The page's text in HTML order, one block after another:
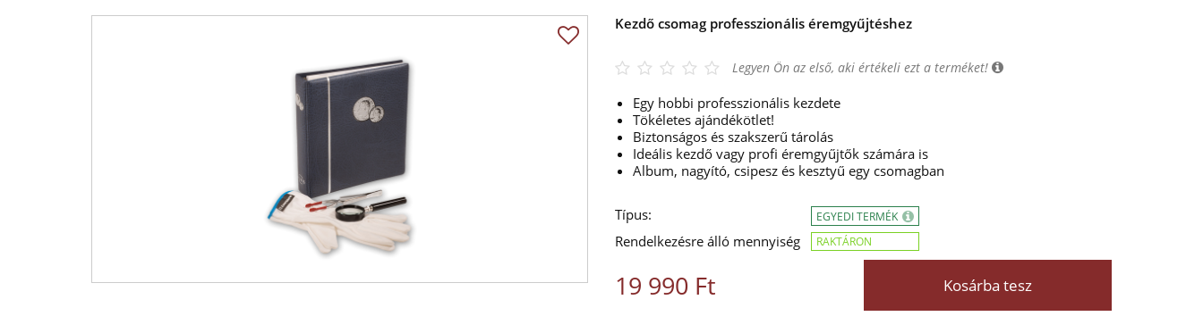
Kezdő csomag professzionális éremgyűjtéshez
Legyen Ön az első, aki értékeli ezt a terméket!
Egy hobbi professzionális kezdete
Tökéletes ajándékötlet!
Biztonságos és szakszerű tárolás
Ideális kezdő vagy profi éremgyűjtők számára is
Album, nagyító, csipesz és kesztyű egy csomagban
Típus:
Rendelkezésre álló mennyiség
EGYEDI TERMÉK
RAKTÁRON
19 990 Ft Kosárba tesz